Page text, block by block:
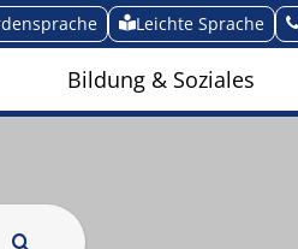
Leichte Sprache
Bildung & Soziales